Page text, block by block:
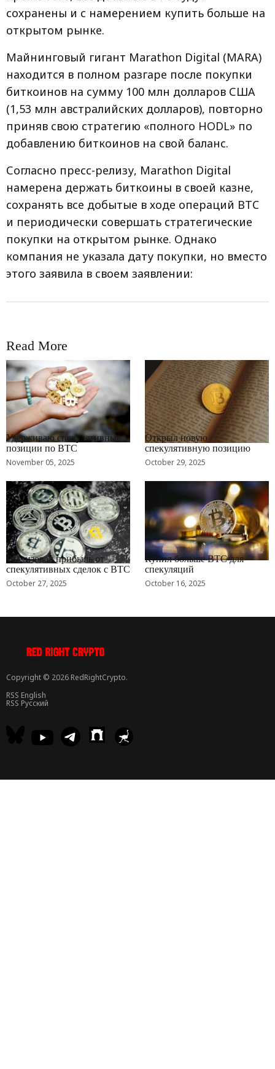
сохранены и с намерением купить больше на
открытом рынке.
Майнинговый гигант Marathon Digital (MARA)
находится в полном разгаре после покупки
биткоинов на сумму 100 млн долларов США
(1,53 млн австралийских долларов), повторно
приняв свою стратегию «полного HODL» по
добавлению биткоинов на свой баланс.
Согласно пресс-релизу, Marathon Digital
намерена держать биткоины в своей казне,
сохранять все добытые в ходе операций BTC
и периодически совершать стратегические
покупки на открытом рынке. Однако
компания не указала дату покупки, но вместо
этого заявила в своем заявлении:
Read More
RRCNEWS_RU
Удерживаю спекулятивные
позиции по BTC
November 05, 2025
RRCNEWS_RU
Открыл новую
спекулятивную позицию
October 29, 2025
RRCNEWS_RU
Реализовал прибыль от
спекулятивных сделок с BTC
October 27, 2025
RRCNEWS_RU
Купил больше BTC для
спекуляций
October 16, 2025
Copyright © 2026 RedRightCrypto.
RSS English
RSS Русский